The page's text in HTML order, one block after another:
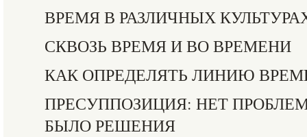
ВРЕМЯ В РАЗЛИЧНЫХ
СКВОЗЬ ВРЕМЯ И ВО ВРЕМЕНИ
КАК ОПРЕДЕЛЯТЬ ЛИНИЮ
ПРЕСУППОЗИЦИЯ: НЕТ
БЫЛО РЕШЕНИЯ